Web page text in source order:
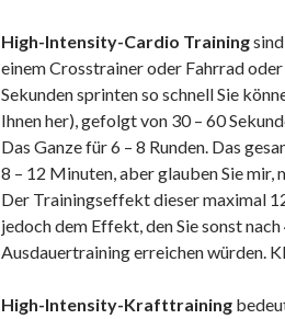
High-Intensity-Cardio Training
einem Crosstrainer oder Fahrrad
Sekunden sprinten so schnell Sie
Ihnen her), gefolgt von 30 – 60
Das Ganze für 6 – 8 Runden. Das
8 – 12 Minuten, aber glauben Sie mir,
Der Trainingseffekt dieser maximal
jedoch dem Effekt, den Sie sonst
Ausdauertraining erreichen würden.
High-Intensity-Krafttraining